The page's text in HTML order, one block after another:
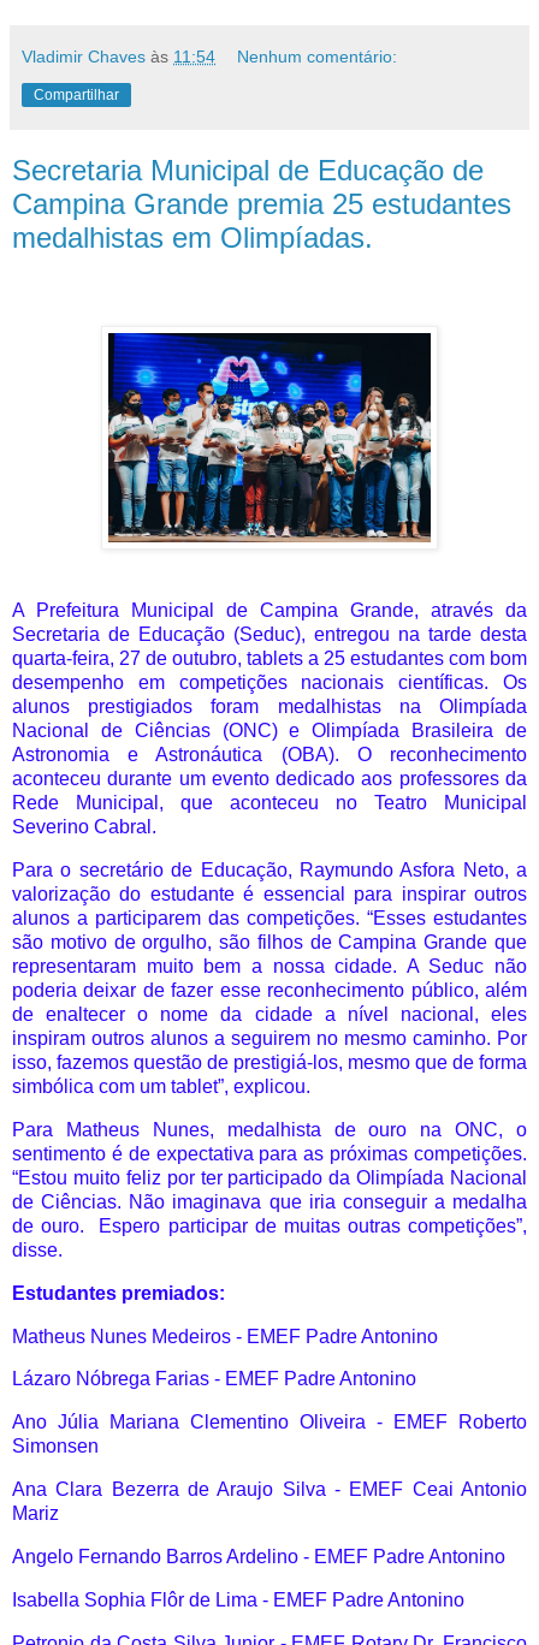
Vladimir Chaves às 11:54 Nenhum comentário:
Compartilhar
Secretaria Municipal de Educação de
Campina Grande premia 25 estudantes
medalhistas em Olimpíadas.
A Prefeitura Municipal de Campina Grande, através da
Secretaria de Educação (Seduc), entregou na tarde desta
quarta-feira, 27 de outubro, tablets a 25 estudantes com bom
desempenho em competições nacionais científicas. Os
alunos prestigiados foram medalhistas na Olimpíada
Nacional de Ciências (ONC) e Olimpíada Brasileira de
Astronomia e Astronáutica (OBA). O reconhecimento
aconteceu durante um evento dedicado aos professores da
Rede Municipal, que aconteceu no Teatro Municipal
Severino Cabral.
Para o secretário de Educação, Raymundo Asfora Neto, a
valorização do estudante é essencial para inspirar outros
alunos a participarem das competições. “Esses estudantes
são motivo de orgulho, são filhos de Campina Grande que
representaram muito bem a nossa cidade. A Seduc não
poderia deixar de fazer esse reconhecimento público, além
de enaltecer o nome da cidade a nível nacional, eles
inspiram outros alunos a seguirem no mesmo caminho. Por
isso, fazemos questão de prestigiá-los, mesmo que de forma
simbólica com um tablet”, explicou.
Para Matheus Nunes, medalhista de ouro na ONC, o
sentimento é de expectativa para as próximas competições.
“Estou muito feliz por ter participado da Olimpíada Nacional
de Ciências. Não imaginava que iria conseguir a medalha
de ouro.
Espero participar de muitas outras competições”,
disse.
Estudantes premiados:
Matheus Nunes Medeiros - EMEF Padre Antonino
Lázaro Nóbrega Farias - EMEF Padre Antonino
Ano Júlia Mariana Clementino Oliveira - EMEF Roberto
Simonsen
Ana Clara Bezerra de Araujo Silva - EMEF Ceai Antonio
Mariz
Angelo Fernando Barros Ardelino - EMEF Padre Antonino
Isabella Sophia Flôr de Lima - EMEF Padre Antonino